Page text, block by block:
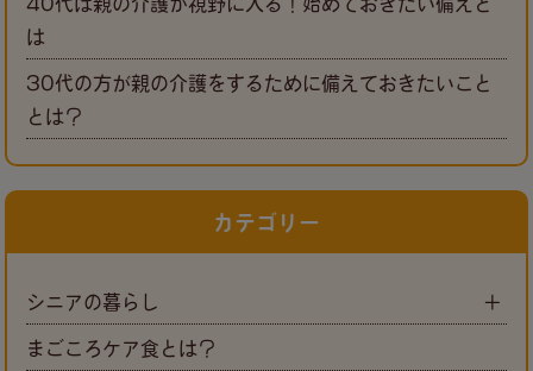
は
30代の方が親の介護をするために備えておきたいこと
とは？
カテゴリー
シニアの暮らし
まごころケア食とは？